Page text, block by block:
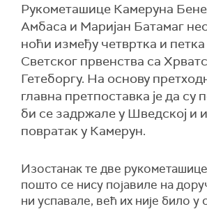
Рукометашице Камеруна
Амбаса и Маријан Батамаг
ноћи између четвртка и
Светског првенства са
Гетеборгу. На основу
главна претпоставка је да су
би се задржале у Шведској и
повратак у Камерун.
Изостанак те две
пошто се нису појавиле на
ни успавале, већ их није било у